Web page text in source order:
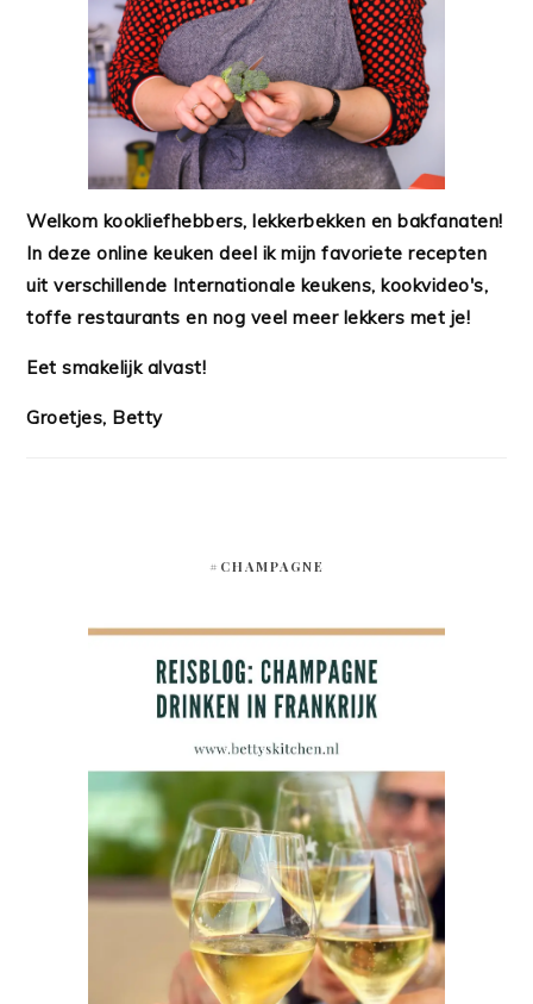
Welkom kookliefhebbers, lekkerbekken en bakfanaten!
In deze online keuken deel ik mijn favoriete recepten
uit verschillende Internationale keukens, kookvideo's,
toffe restaurants en nog veel meer lekkers met je!
Eet smakelijk alvast!
Groetjes, Betty
#CHAMPAGNE